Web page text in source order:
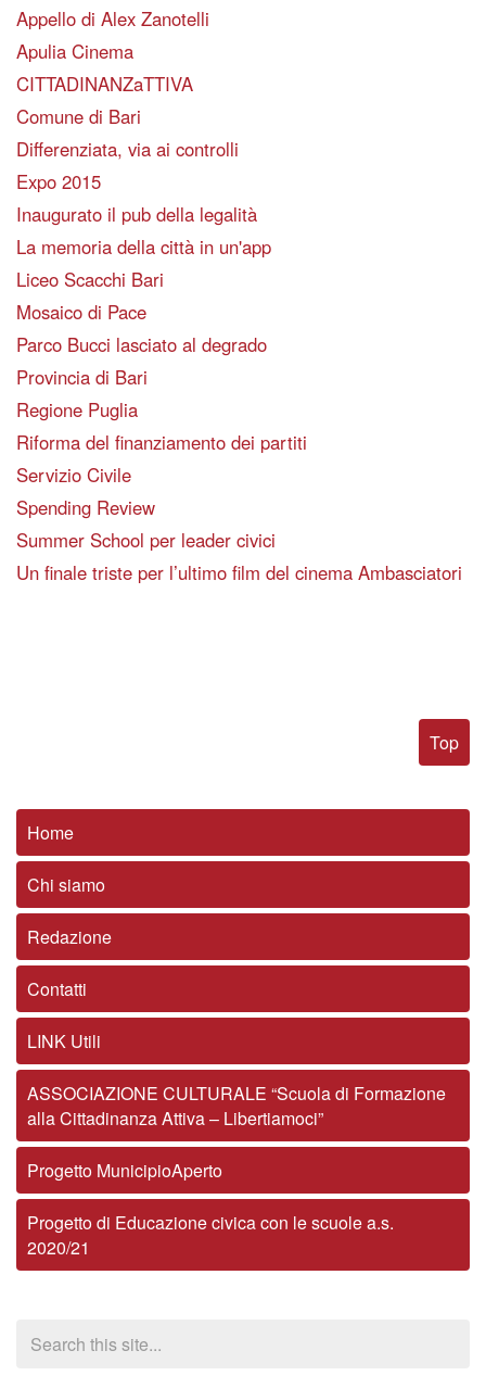
Appello di Alex Zanotelli
Apulia Cinema
CITTADINANZaTTIVA
Comune di Bari
Differenziata, via ai controlli
Expo 2015
Inaugurato il pub della legalità
La memoria della città in un'app
Liceo Scacchi Bari
Mosaico di Pace
Parco Bucci lasciato al degrado
Provincia di Bari
Regione Puglia
Riforma del finanziamento dei partiti
Servizio Civile
Spending Review
Summer School per leader civici
Un finale triste per l’ultimo film del cinema Ambasciatori
Top
Home
Chi siamo
Redazione
Contatti
LINK Utili
ASSOCIAZIONE CULTURALE “Scuola di Formazione
alla Cittadinanza Attiva – Libertiamoci”
Progetto MunicipioAperto
Progetto di Educazione civica con le scuole a.s.
2020/21